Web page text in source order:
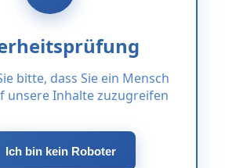
bitte, dass Sie ein Mensch
unsere Inhalte zuzugreifen
Ich bin kein Roboter